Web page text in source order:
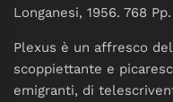
Longanesi, 1956. 768
Plexus è un affresco
scoppiettante e
emigranti, di